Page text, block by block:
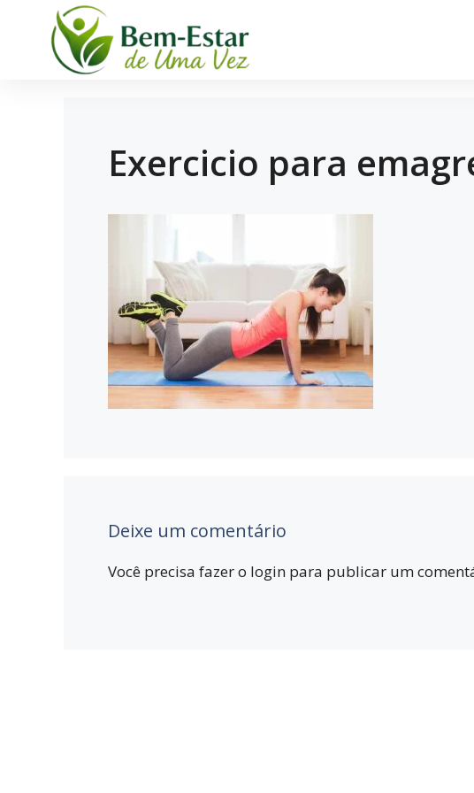
Exercicio para
Deixe um comentário
Você precisa fazer o login para publicar um